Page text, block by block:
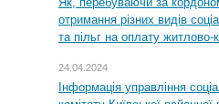
отримання різних видів
та пільг на оплату
24.04.2024
Інформація управління